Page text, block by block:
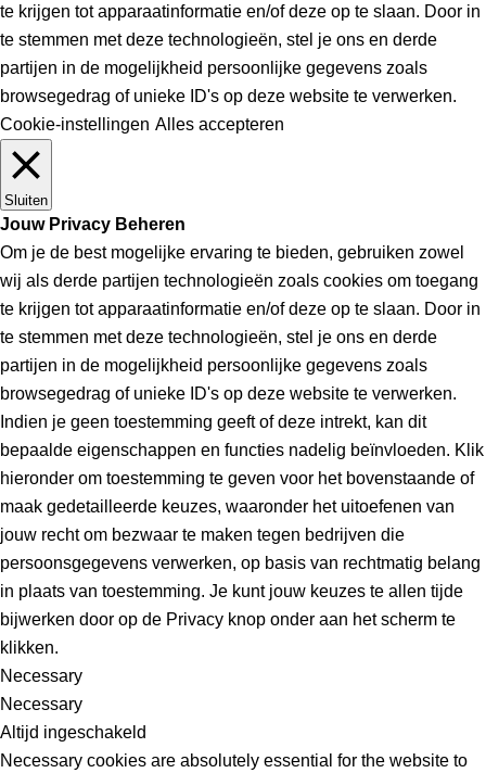
te krijgen tot apparaatinformatie en/of deze op te slaan. Door in
te stemmen met deze technologieën, stel je ons en derde
partijen in de mogelijkheid persoonlijke gegevens zoals
browsegedrag of unieke ID's op deze website te verwerken.
Cookie-instellingen Alles accepteren
Sluiten
Jouw Privacy Beheren
Om je de best mogelijke ervaring te bieden, gebruiken zowel
wij als derde partijen technologieën zoals cookies om toegang
te krijgen tot apparaatinformatie en/of deze op te slaan. Door in
te stemmen met deze technologieën, stel je ons en derde
partijen in de mogelijkheid persoonlijke gegevens zoals
browsegedrag of unieke ID's op deze website te verwerken.
Indien je geen toestemming geeft of deze intrekt, kan dit
bepaalde eigenschappen en functies nadelig beïnvloeden. Klik
hieronder om toestemming te geven voor het bovenstaande of
maak gedetailleerde keuzes, waaronder het uitoefenen van
jouw recht om bezwaar te maken tegen bedrijven die
persoonsgegevens verwerken, op basis van rechtmatig belang
in plaats van toestemming. Je kunt jouw keuzes te allen tijde
bijwerken door op de Privacy knop onder aan het scherm te
klikken.
Necessary
Necessary
Altijd ingeschakeld
Necessary cookies are absolutely essential for the website to